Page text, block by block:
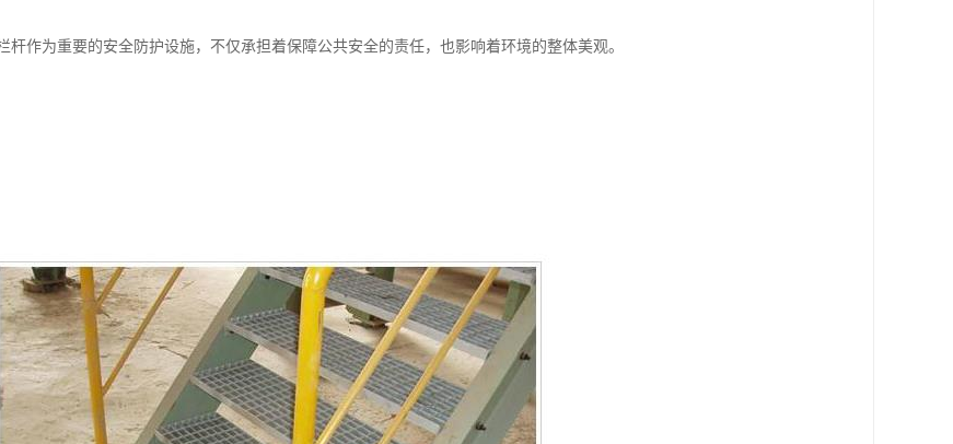
杆作为重要的安全防护设施，不仅承担着保障公共安全的责任，也影响着环境的整体美观。